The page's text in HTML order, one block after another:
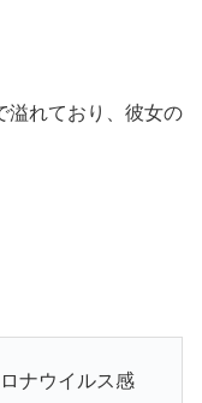
溢れており、彼女の
ナウイルス感